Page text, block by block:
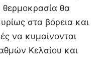
θα
στα βόρεια και
να κυμαίνονται
Κελσίου και